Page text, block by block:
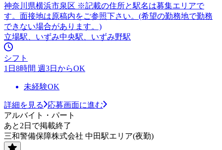
神奈川県横浜市泉区 ※記載の住所と駅名は募集エリアで
す。面接地は原稿内をご参照下さい。(希望の勤務地で勤務
できない場合があります。)
立場駅、いずみ中央駅、いずみ野駅
シフト
1日8時間 週3日からOK
未経験OK
詳細を見る
応募画面に進む
アルバイト・パート
あと2日で掲載終了
三和警備保障株式会社 中田駅エリア(夜勤)